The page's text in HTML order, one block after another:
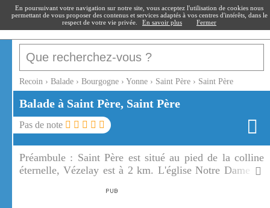
recoin.fr
Recoin › Balade › Bourgogne › Yonne › Saint Père › Saint Père
Balade à Saint Père, Saint Père
Pas de note
Préambule : Saint Père est situé au pied de la colline
éternelle, Vézelay est à 2 km. L'église Notre Dame de
En poursuivant votre navigation sur notre site, vous acceptez l'utilisation de cookies nous
permettant de vous proposer des contenus et services adaptés à vos centres d'intérêts, dans le
respect de votre vie privée.
En savoir plus Fermer